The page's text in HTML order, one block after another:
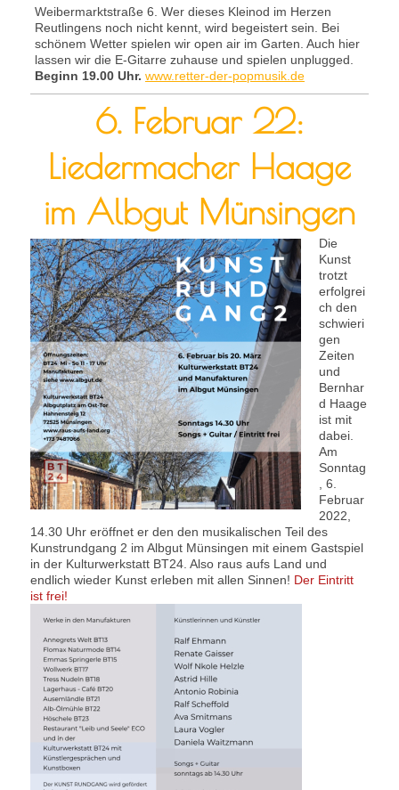
Weibermarktstraße 6. Wer dieses Kleinod im Herzen
Reutlingens noch nicht kennt, wird begeistert sein. Bei
schönem Wetter spielen wir open air im Garten. Auch hier
lassen wir die E-Gitarre zuhause und spielen unplugged.
Beginn 19.00 Uhr. www.retter-der-popmusik.de
6. Februar 22:
Liedermacher Haage
im Albgut Münsingen
Die
Kunst
trotzt
erfolgrei
ch den
schwieri
gen
Zeiten
und
Bernhar
d Haage
ist mit
dabei.
Am
Sonntag
, 6.
Februar
2022,
14.30 Uhr eröffnet er den den musikalischen Teil des
Kunstrundgang 2 im Albgut Münsingen mit einem Gastspiel
in der Kulturwerkstatt BT24. Also raus aufs Land und
endlich wieder Kunst erleben mit allen Sinnen! Der Eintritt
ist frei!